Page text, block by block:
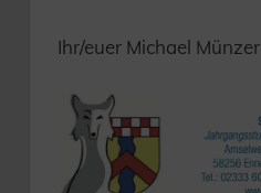
Ihr/euer Michael Münzer